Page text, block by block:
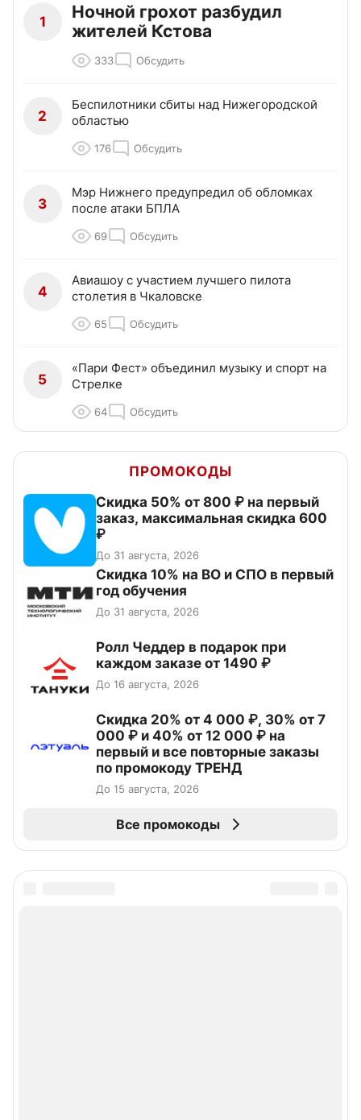
1
Ночной грохот разбудил
жителей Кстова
333 Обсудить
2
Беспилотники сбиты над Нижегородской
областью
176 Обсудить
3
Мэр Нижнего предупредил об обломках
после атаки БПЛА
69 Обсудить
4
Авиашоу с участием лучшего пилота
столетия в Чкаловске
65 Обсудить
5
«Пари Фест» объединил музыку и спорт на
Стрелке
64 Обсудить
ПРОМОКОДЫ
Скидка 50% от 800 ₽ на первый
заказ, максимальная скидка 600
₽
До 31 августа, 2026
Скидка 10% на ВО и СПО в первый
год обучения
До 31 августа, 2026
Ролл Чеддер в подарок при
каждом заказе от 1490 ₽
До 16 августа, 2026
Скидка 20% от 4 000 ₽, 30% от 7
000 ₽ и 40% от 12 000 ₽ на
первый и все повторные заказы
по промокоду ТРЕНД
До 15 августа, 2026
Все промокоды